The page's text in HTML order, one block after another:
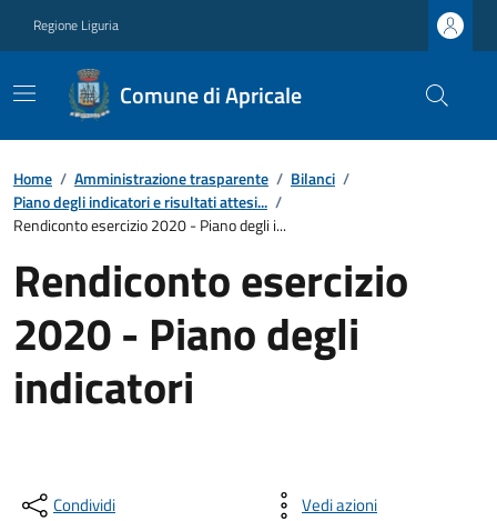
Regione Liguria
Comune di Apricale
Home / Amministrazione trasparente / Bilanci /
Piano degli indicatori e risultati attesi... /
Rendiconto esercizio 2020 - Piano degli i...
Rendiconto esercizio
2020 - Piano degli
indicatori
Condividi Vedi azioni